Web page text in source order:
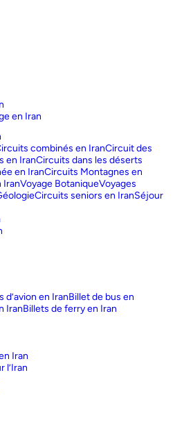
en Iran
combinés en IranCircuit des
en IranCircuits dans les déserts
en IranCircuits Montagnes en
IranVoyage BotaniqueVoyages
Circuits seniors en IranSéjour
d’avion en IranBillet de bus en
IranBillets de ferry en Iran
Iran
l’Iran